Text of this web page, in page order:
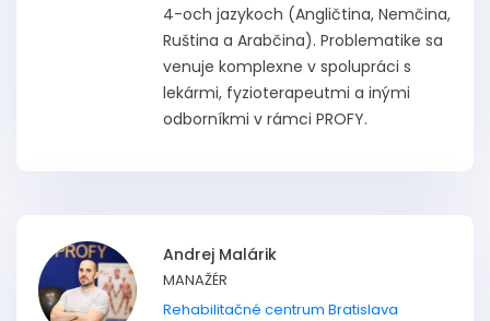
4-och jazykoch (Angličtina, Nemčina,
Ruština a Arabčina). Problematike sa
venuje komplexne v spolupráci s
lekármi, fyzioterapeutmi a inými
odborníkmi v rámci PROFY.
Andrej Malárik
MANAŽÉR
Rehabilitačné centrum Bratislava